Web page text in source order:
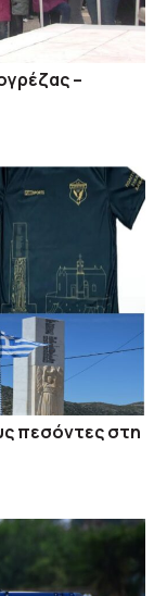
–
πεσόντες στη